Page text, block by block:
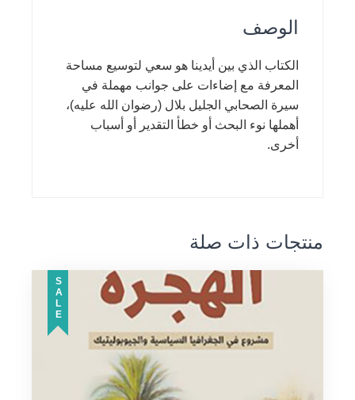
الوصف
الكتاب الذي بين أيدينا هو سعي لتوسيع مساحة
المعرفة مع إضاءات على جوانب مهملة في
سيرة الصحابي الجليل بلال (رضوان الله عليه)،
أهملها نوء البحث أو خطأ التقدير أو أسباب
أخرى.
منتجات ذات صلة
SALE